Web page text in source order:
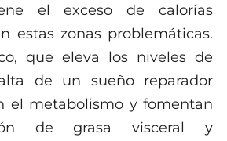
el exceso de calorías
estas zonas problemáticas.
que eleva los niveles de
de un sueño reparador
el metabolismo y fomentan
de grasa visceral y